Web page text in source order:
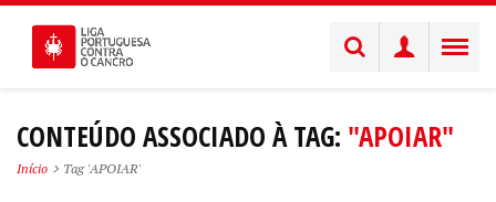
CONTEÚDO ASSOCIADO À TAG: "APOIAR"
Início Tag 'APOIAR'